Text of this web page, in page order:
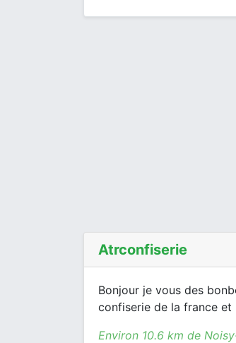
Atrconfiserie
Bonjour je vous des
confiserie de la france et
Environ 10.6 km de